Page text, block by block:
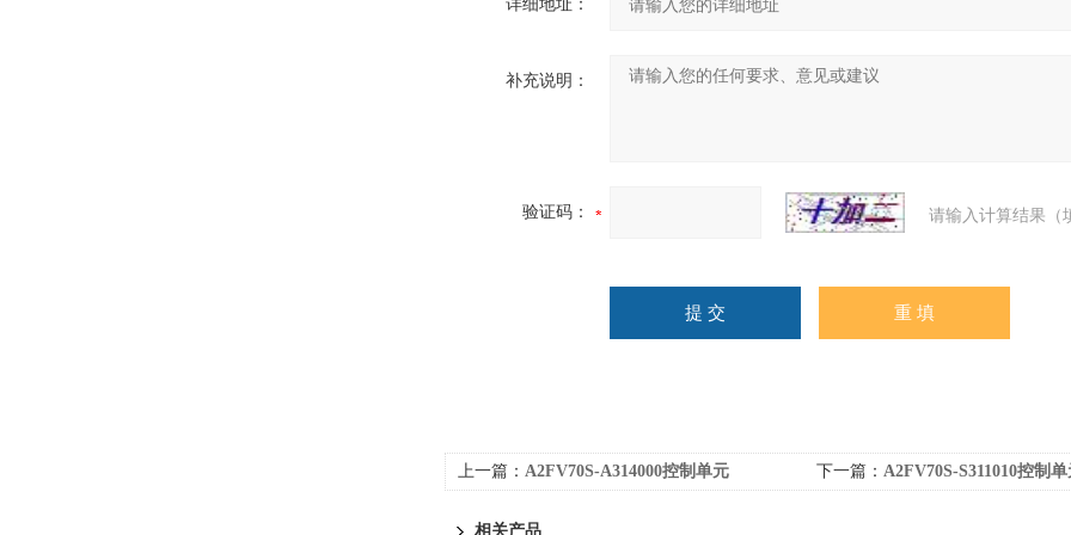
详细地址：
补充说明：
验证码： 请输入计算结果（
上一篇： A2FV70S-A314000控制单元 下一篇： A2FV70S-S311010控制
相关产品